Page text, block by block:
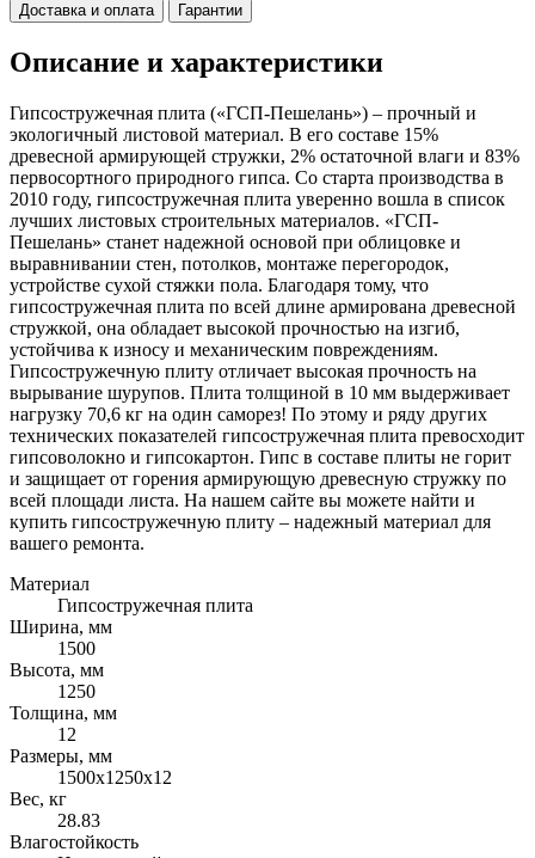
Доставка и оплата
Гарантии
Описание и характеристики
Гипсостружечная плита («ГСП-Пешелань») – прочный и
экологичный листовой материал. В его составе 15%
древесной армирующей стружки, 2% остаточной влаги и 83%
первосортного природного гипса. Со старта производства в
2010 году, гипсостружечная плита уверенно вошла в список
лучших листовых строительных материалов. «ГСП-
Пешелань» станет надежной основой при облицовке и
выравнивании стен, потолков, монтаже перегородок,
устройстве сухой стяжки пола. Благодаря тому, что
гипсостружечная плита по всей длине армирована древесной
стружкой, она обладает высокой прочностью на изгиб,
устойчива к износу и механическим повреждениям.
Гипсостружечную плиту отличает высокая прочность на
вырывание шурупов. Плита толщиной в 10 мм выдерживает
нагрузку 70,6 кг на один саморез! По этому и ряду других
технических показателей гипсостружечная плита превосходит
гипсоволокно и гипсокартон. Гипс в составе плиты не горит
и защищает от горения армирующую древесную стружку по
всей площади листа. На нашем сайте вы можете найти и
купить гипсостружечную плиту – надежный материал для
вашего ремонта.
Материал
Гипсостружечная плита
Ширина, мм
1500
Высота, мм
1250
Толщина, мм
12
Размеры, мм
1500х1250х12
Вес, кг
28.83
Влагостойкость